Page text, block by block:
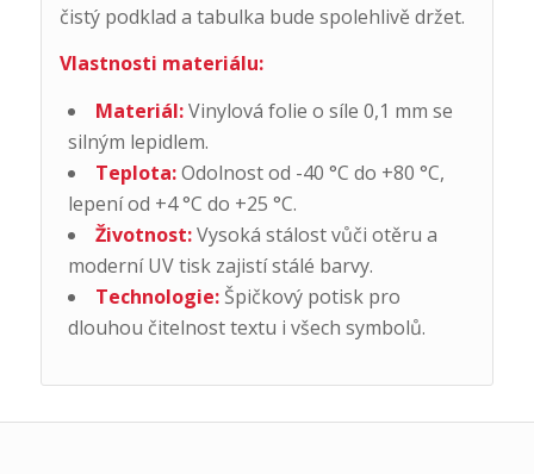
čistý podklad a tabulka bude spolehlivě držet.
Vlastnosti materiálu:
Materiál:Vinylová folie o síle 0,1 mm se
silným lepidlem.
Teplota:Odolnost od -40 °C do +80 °C,
lepení od +4 °C do +25 °C.
Životnost:Vysoká stálost vůči otěru a
moderní UV tisk zajistí stálé barvy.
Technologie:Špičkový potisk pro
dlouhou čitelnost textu i všech symbolů.